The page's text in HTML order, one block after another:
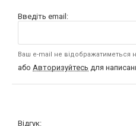
Введіть email:
Ваш e-mail не відображатиметься
або Авторизуйтесь для
Відгук: